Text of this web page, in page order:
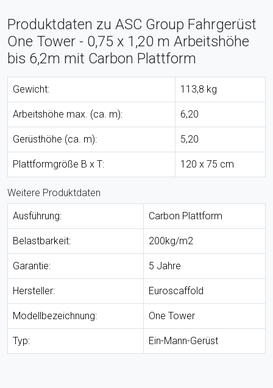
Produktdaten zu ASC Group Fahrgerüst
One Tower - 0,75 x 1,20 m Arbeitshöhe
bis 6,2m mit Carbon Plattform
Gewicht: 113,8 kg
Arbeitshöhe max. (ca. m): 6,20
Gerüsthöhe (ca. m): 5,20
Plattformgröße B x T: 120 x 75 cm
Weitere Produktdaten
Ausführung:
Carbon Plattform
Belastbarkeit: 200kg/m2
Garantie: 5 Jahre
Hersteller: Euroscaffold
Modellbezeichnung: One Tower
Typ: Ein-Mann-Gerüst